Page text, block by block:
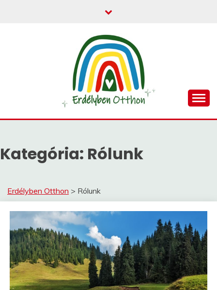
ERDÉLYBEN OTTHON
Kategória: Rólunk
Erdélyben Otthon > Rólunk